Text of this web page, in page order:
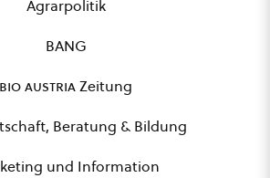
Agrarpolitik
BANG
bio austriaZeitung
Beratung & Bildung
und Information